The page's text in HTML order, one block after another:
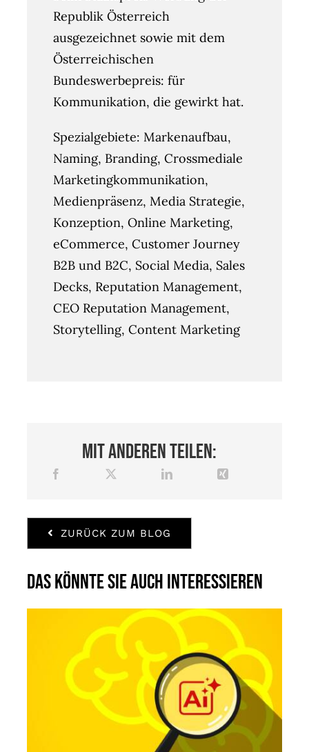
Republik Österreich
ausgezeichnet sowie mit dem
Österreichischen
Bundeswerbepreis: für
Kommunikation, die gewirkt hat.
Spezialgebiete: Markenaufbau,
Naming, Branding, Crossmediale
Marketingkommunikation,
Medienpräsenz, Media Strategie,
Konzeption, Online Marketing,
eCommerce, Customer Journey
B2B und B2C, Social Media, Sales
Decks, Reputation Management,
CEO Reputation Management,
Storytelling, Content Marketing
Mit anderen teilen:
ZURÜCK ZUM BLOG
Das könnte Sie auch interessieren